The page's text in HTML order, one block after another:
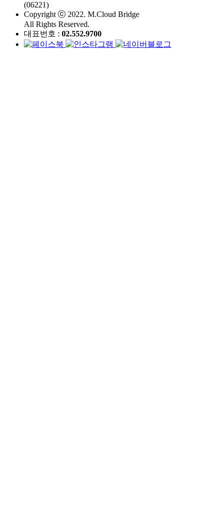
(06221)
Copyright ⓒ 2022. M.Cloud Bridge
All Rights Reserved.
대표번호 : 02.552.9700